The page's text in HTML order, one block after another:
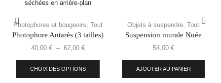
Photophores et bougeoirs, Tout
Photophore Antarès (3 tailles)
40,00 € – 62,00 €
CHOIX DES OPTIONS
Objets à suspendre, Tout
Suspension murale Nuée
54,00 €
AJOUTER AU PANIER